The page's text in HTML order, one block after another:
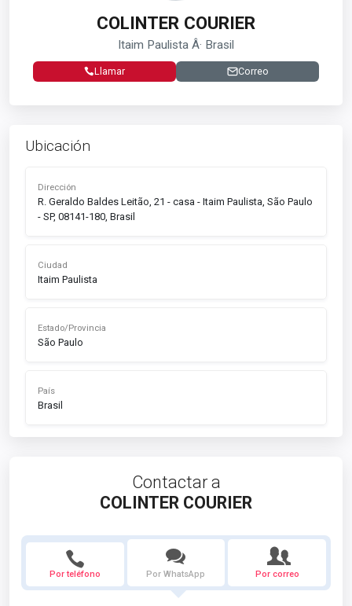
COLINTER COURIER
Itaim Paulista Â· Brasil
Llamar Correo
Ubicación
Dirección
R. Geraldo Baldes Leitão, 21 - casa - Itaim Paulista, São Paulo
- SP, 08141-180, Brasil
Ciudad
Itaim Paulista
Estado/Provincia
São Paulo
País
Brasil
Contactar a
COLINTER COURIER
Por teléfono Por WhatsApp Por correo